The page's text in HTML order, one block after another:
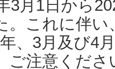
3月1日から
。これに伴い
、3月及び4
ご注意くだ